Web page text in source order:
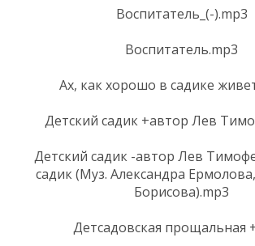
Воспитатель_(-).mp3
Воспитатель.mp3
Ах, как хорошо в садике
Детский садик +автор Лев
Детский садик -автор Лев
садик (Муз. Александра
Борисова).mp3
Детсадовская прощальная